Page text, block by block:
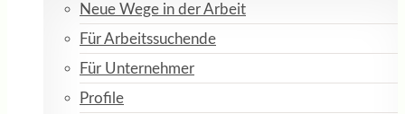
Neue Wege in der Arbeit
Für Arbeitssuchende
Für Unternehmer
Profile